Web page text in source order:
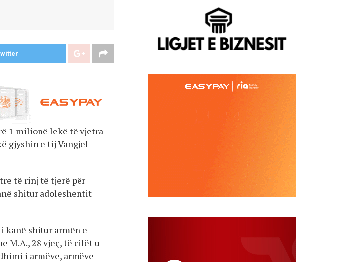
1 milionë lekë të vjetra
gjyshin e tij Vangjel
tre të rinj të tjerë për
shitur adoleshentit
kanë shitur armën e
M.A., 28 vjeç, të cilët u
i armëve, armëve